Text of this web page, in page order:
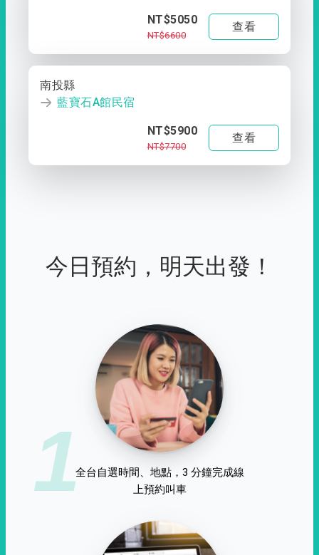
NT$5050
NT$6600
查看
南投縣
藍寶石A館民宿
NT$5900
NT$7700
查看
今日預約，明天出發！
1全台自選時間、地點，3 分鐘完成線
上預約叫車